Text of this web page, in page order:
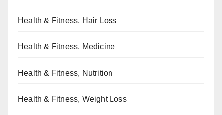
Health & Fitness, Hair Loss
Health & Fitness, Medicine
Health & Fitness, Nutrition
Health & Fitness, Weight Loss